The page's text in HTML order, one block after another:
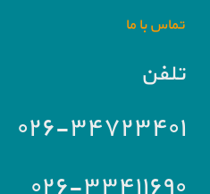
تماس با ما
تلفن
۰۲۶-۳۴۷۲۳۴۰۱